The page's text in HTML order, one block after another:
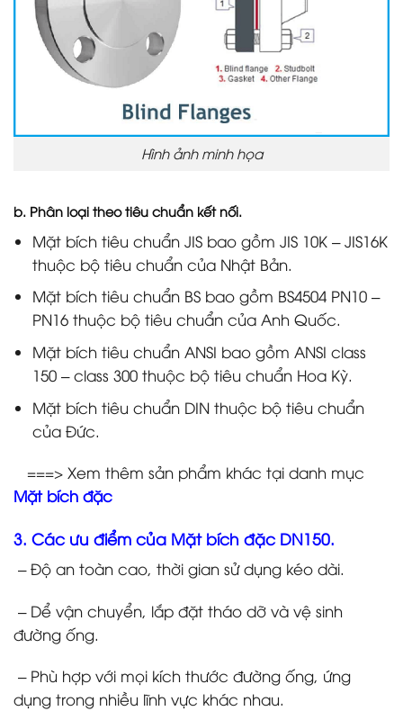
Hình ảnh minh họa
b. Phân loại theo tiêu chuẩn kết nối.
Mặt bích tiêu chuẩn JIS bao gồm JIS 10K – JIS16K
thuộc bộ tiêu chuẩn của Nhật Bản.
Mặt bích tiêu chuẩn BS bao gồm BS4504 PN10 –
PN16 thuộc bộ tiêu chuẩn của Anh Quốc.
Mặt bích tiêu chuẩn ANSI bao gồm ANSI class
150 – class 300 thuộc bộ tiêu chuẩn Hoa Kỳ.
Mặt bích tiêu chuẩn DIN thuộc bộ tiêu chuẩn
của Đức.
===> Xem thêm sản phẩm khác tại danh mục
Mặt bích đặc
3. Các ưu điểm của Mặt bích đặc DN150.
– Độ an toàn cao, thời gian sử dụng kéo dài.
– Dể vận chuyển, lắp đặt tháo dỡ và vệ sinh
đường ống.
– Phù hợp với mọi kích thước đường ống, ứng
dụng trong nhiều lĩnh vực khác nhau.